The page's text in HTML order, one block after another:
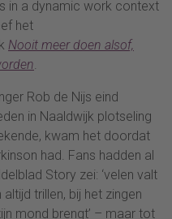
in a dynamic work context
het
Nooit meer doen alsof,
Rob de Nijs eind
in Naaldwijk plotseling
kwam het doordat
had. Fans hadden al
Story zei: ‘velen valt
trillen, bij het zingen
mond brengt’ – maar tot